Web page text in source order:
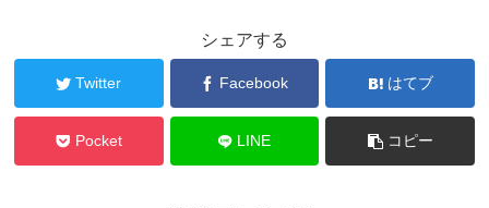
シェアする
Twitter Facebook はてブ
Pocket LINE コピー